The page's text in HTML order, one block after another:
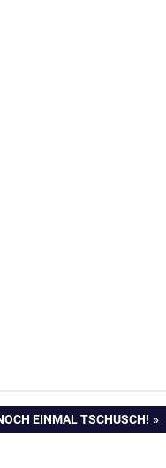
EINMAL TSCHUSCH!